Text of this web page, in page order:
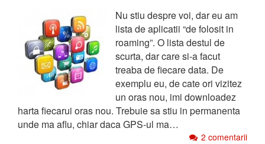
Nu stiu despre voi, dar eu am
lista de aplicatii “de folosit in
roaming”. O lista destul de
scurta, dar care si-a facut
treaba de fiecare data. De
exemplu eu, de cate ori vizitez
un oras nou, imi downloadez
harta fiecarui oras nou. Trebuie sa stiu in permanenta
unde ma aflu, chiar daca GPS-ul ma…
2 comentarii